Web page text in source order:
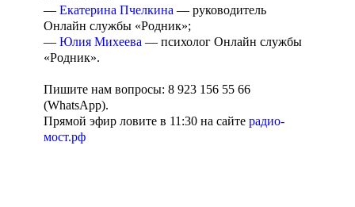
— Екатерина Пчелкина — руководитель
Онлайн службы «Родник»;
— Юлия Михеева — психолог Онлайн службы
«Родник».
Пишите нам вопросы: 8 923 156 55 66
(WhatsApp).
Прямой эфир ловите в 11:30 на сайте радио-
мост.рф